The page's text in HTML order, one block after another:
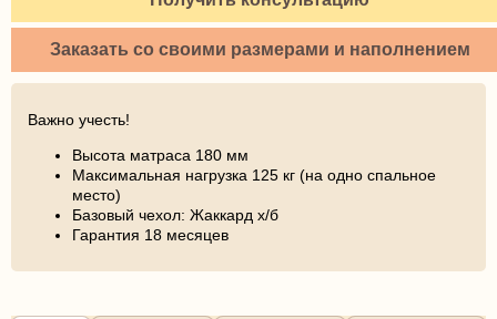
Заказать со своими размерами и наполнением
Важно учесть!
Высота матраса 180 мм
Максимальная нагрузка 125 кг (на одно спальное
место)
Базовый чехол: Жаккард х/б
Гарантия 18 месяцев